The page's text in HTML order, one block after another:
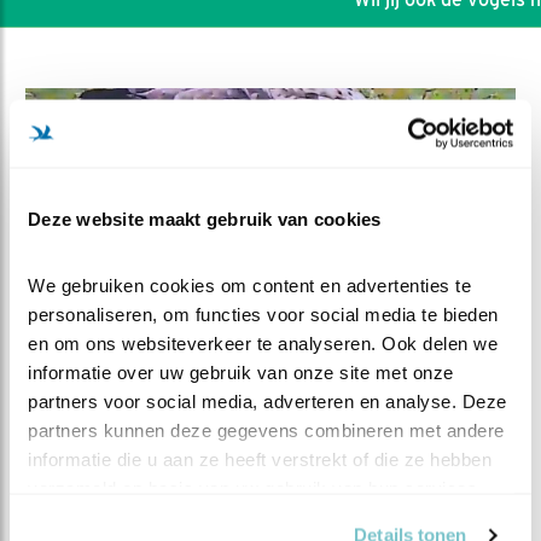
Deze website maakt gebruik van cookies
We gebruiken cookies om content en advertenties te
personaliseren, om functies voor social media te bieden
en om ons websiteverkeer te analyseren. Ook delen we
informatie over uw gebruik van onze site met onze
partners voor social media, adverteren en analyse. Deze
partners kunnen deze gegevens combineren met andere
informatie die u aan ze heeft verstrekt of die ze hebben
Details tonen
DEEL DIT FILMPJE